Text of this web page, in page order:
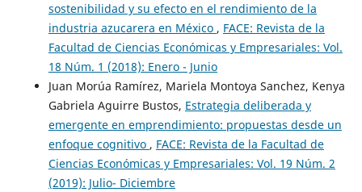
sostenibilidad y su efecto en el rendimiento de la
industria azucarera en México , FACE: Revista de la
Facultad de Ciencias Económicas y Empresariales: Vol.
18 Núm. 1 (2018): Enero - Junio
Juan Morúa Ramírez, Mariela Montoya Sanchez, Kenya
Gabriela Aguirre Bustos, Estrategia deliberada y
emergente en emprendimiento: propuestas desde un
enfoque cognitivo , FACE: Revista de la Facultad de
Ciencias Económicas y Empresariales: Vol. 19 Núm. 2
(2019): Julio- Diciembre